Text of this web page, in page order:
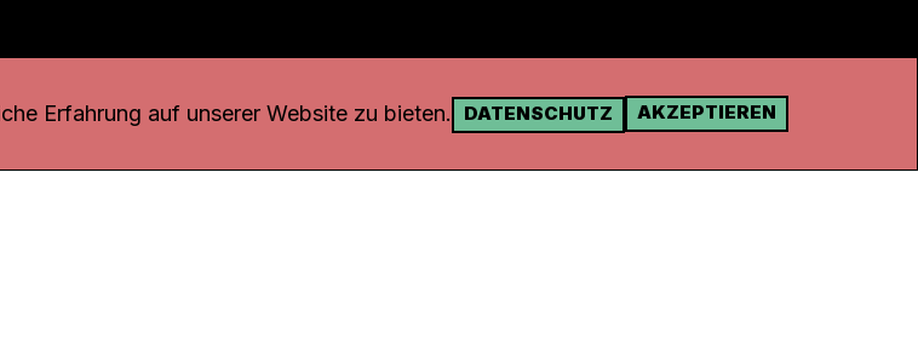
Erfahrung auf unserer Website zu bieten. DATENSCHUTZ AKZEPTIEREN